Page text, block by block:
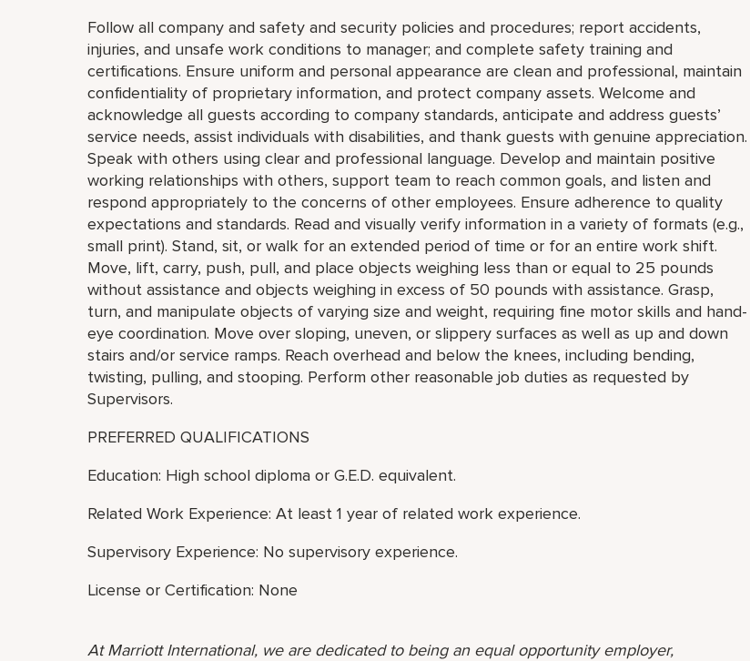
Follow all company and safety and security policies and procedures; report accidents,
injuries, and unsafe work conditions to manager; and complete safety training and
certifications. Ensure uniform and personal appearance are clean and professional, maintain
confidentiality of proprietary information, and protect company assets. Welcome and
acknowledge all guests according to company standards, anticipate and address guests’
service needs, assist individuals with disabilities, and thank guests with genuine appreciation.
Speak with others using clear and professional language. Develop and maintain positive
working relationships with others, support team to reach common goals, and listen and
respond appropriately to the concerns of other employees. Ensure adherence to quality
expectations and standards. Read and visually verify information in a variety of formats (e.g.,
small print). Stand, sit, or walk for an extended period of time or for an entire work shift.
Move, lift, carry, push, pull, and place objects weighing less than or equal to 25 pounds
without assistance and objects weighing in excess of 50 pounds with assistance. Grasp,
turn, and manipulate objects of varying size and weight, requiring fine motor skills and hand-
eye coordination. Move over sloping, uneven, or slippery surfaces as well as up and down
stairs and/or service ramps. Reach overhead and below the knees, including bending,
twisting, pulling, and stooping. Perform other reasonable job duties as requested by
Supervisors.
PREFERRED QUALIFICATIONS
Education: High school diploma or G.E.D. equivalent.
Related Work Experience: At least 1 year of related work experience.
Supervisory Experience: No supervisory experience.
License or Certification: None
At Marriott International, we are dedicated to being an equal opportunity employer,